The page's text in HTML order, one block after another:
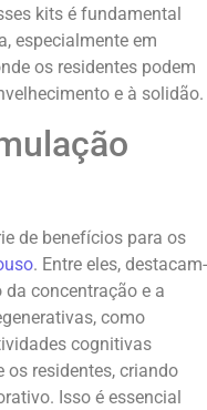
kits é fundamental
especialmente em
os residentes podem
e à solidão.
de benefícios para os
. Entre eles, destacam-
concentração e a
como
cognitivas
os residentes, criando
Isso é essencial